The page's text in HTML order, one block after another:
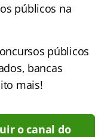
públicos na
públicos
bancas
mais!
o canal do